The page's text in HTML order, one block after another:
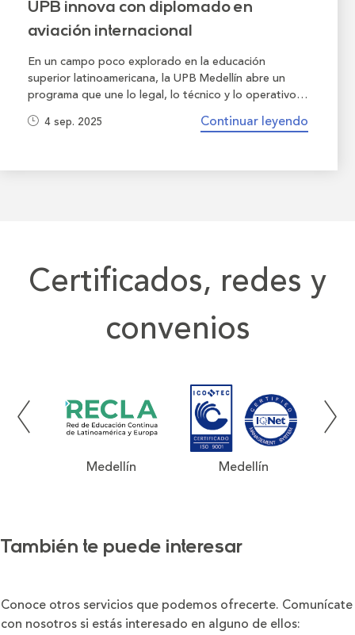
UPB innova con diplomado en
aviación internacional
En un campo poco explorado en la educación
superior latinoamericana, la UPB Medellín abre un
programa que une lo legal, lo técnico y lo operativo
de la aviación.
4 sep. 2025 Continuar leyendo
Certificados, redes y
convenios
Medellín Medellín
También te puede interesar
Conoce otros servicios que podemos ofrecerte. Comunícate
con nosotros si estás interesado en alguno de ellos: